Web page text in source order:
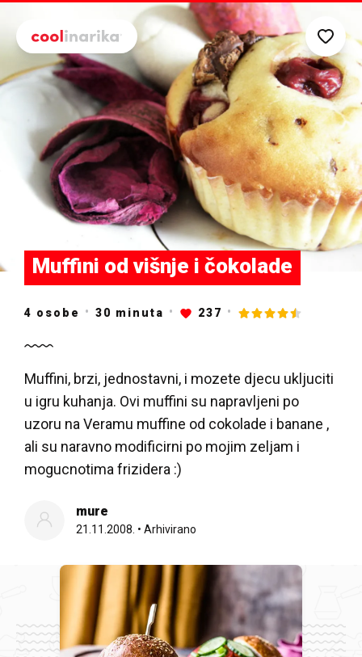
Preskoči na glavni sadržaj
Muffini od višnje i čokolade
4 osobe 30 minuta 237
Muffini, brzi, jednostavni, i mozete djecu ukljuciti
u igru kuhanja. Ovi muffini su napravljeni po
uzoru na Veramu muffine od cokolade i banane ,
ali su naravno modificirni po mojim zeljam i
mogucnotima frizidera :)
mure
21.11.2008. • Arhivirano